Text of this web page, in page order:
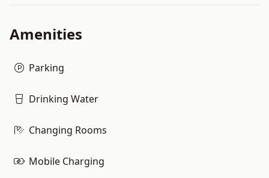
Amenities
Parking
Drinking Water
Changing Rooms
Mobile Charging